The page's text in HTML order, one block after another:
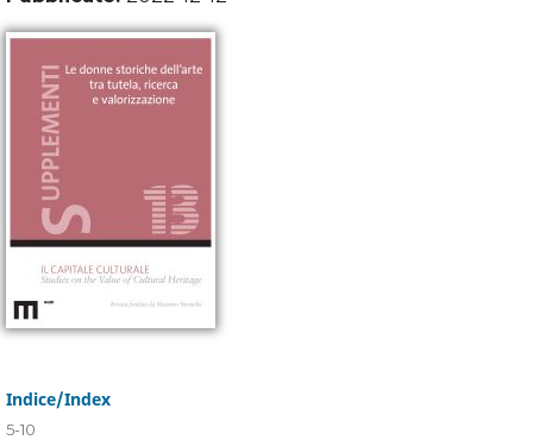
Indice/Index
5-10